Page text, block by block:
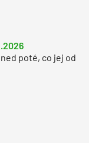
poté, co jej od